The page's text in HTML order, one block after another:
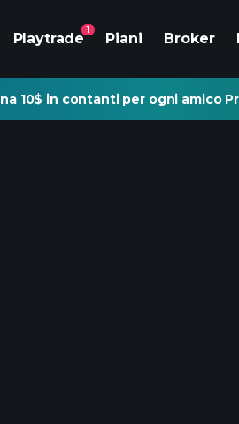
Playtrade
1
Piani Broker
10$ in contanti per ogni amico